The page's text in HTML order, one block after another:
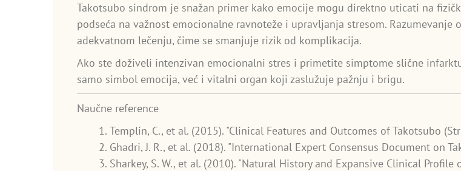
Takotsubo sindrom je snažan primer kako emocije mogu direktno uticati na
podseća na važnost emocionalne ravnoteže i upravljanja stresom.
adekvatnom lečenju, čime se smanjuje rizik od komplikacija.
Ako ste doživeli intenzivan emocionalni stres i primetite simptome slične
samo simbol emocija, već i vitalni organ koji zaslužuje pažnju i brigu.
Naučne reference
Templin, C., et al. (2015). "Clinical Features and Outcomes of Takotsubo
Ghadri, J. R., et al. (2018). "International Expert Consensus Document on
Sharkey, S. W., et al. (2010). "Natural History and Expansive Clinical